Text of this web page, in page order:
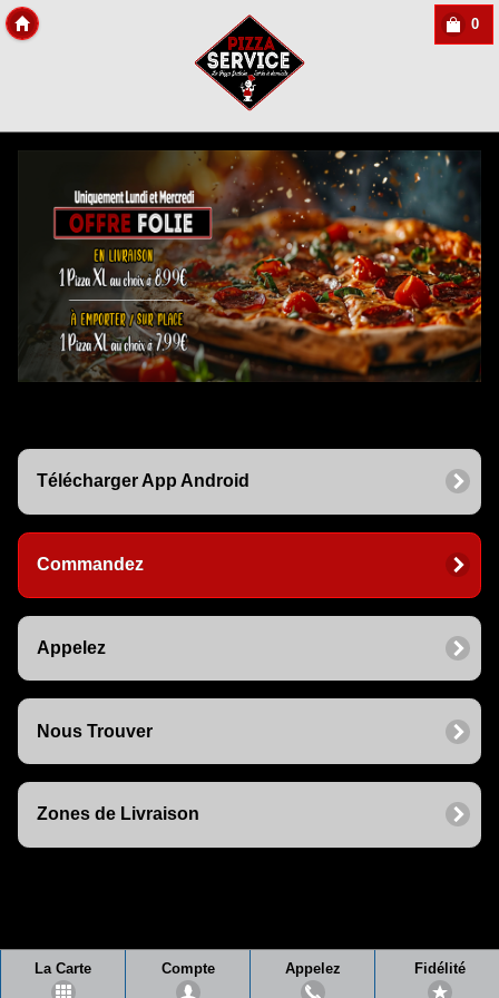
0
Télécharger App Android
Commandez
Appelez
Nous Trouver
Zones de Livraison
La Carte Compte Appelez Fidélité
Copyright Des-click